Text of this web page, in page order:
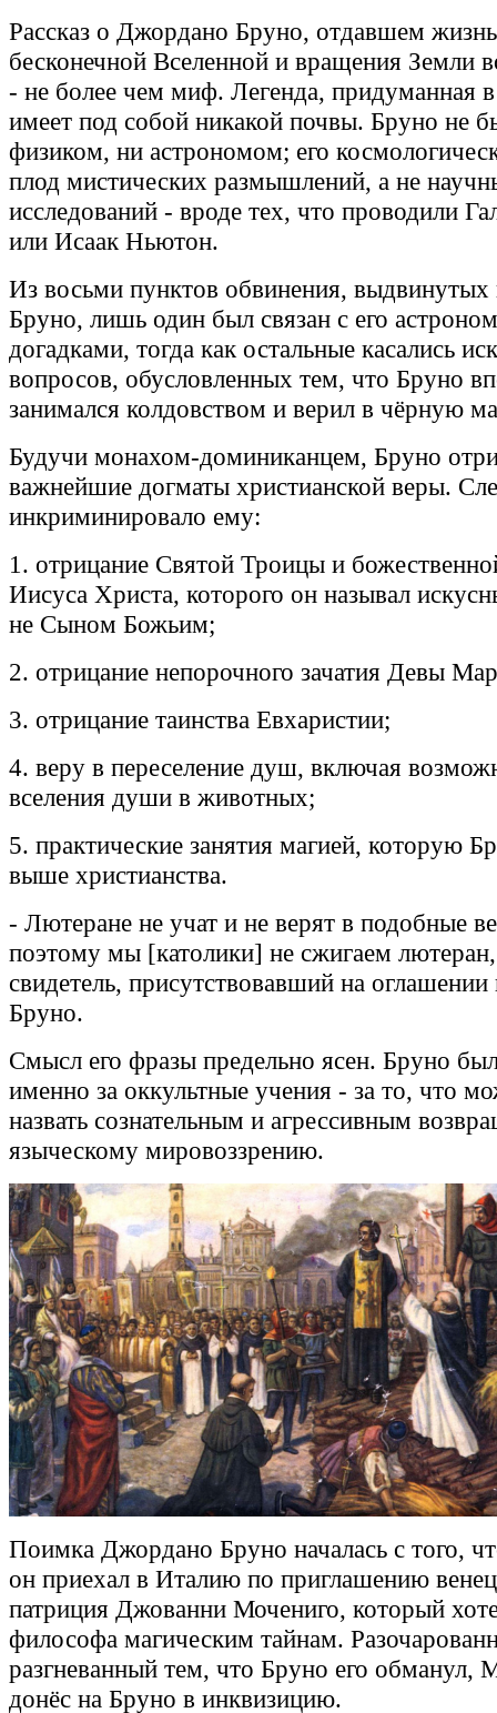
Рассказ о Джордано Бруно, отдавшем
бесконечной Вселенной и вращения Земли
- не более чем миф. Легенда, придуманная
имеет под собой никакой почвы. Бруно не
физиком, ни астрономом; его
плод мистических размышлений, а не
исследований - вроде тех, что проводили
или Исаак Ньютон.
Из восьми пунктов обвинения, выдвинутых
Бруно, лишь один был связан с его
догадками, тогда как остальные касались
вопросов, обусловленных тем, что Бруно
занимался колдовством и верил в чёрную
Будучи монахом‑доминиканцем, Бруно
важнейшие догматы христианской веры.
инкриминировало ему:
1. отрицание Святой Троицы и
Иисуса Христа, которого он называл
не Сыном Божьим;
2. отрицание непорочного зачатия Девы
3. отрицание таинства Евхаристии;
4. веру в переселение душ, включая
вселения души в животных;
5. практические занятия магией, которую
выше христианства.
- Лютеране не учат и не верят в подобные
поэтому мы [католики] не сжигаем
свидетель, присутствовавший на оглашении
Бруно.
Смысл его фразы предельно ясен. Бруно
именно за оккультные учения - за то, что
назвать сознательным и агрессивным
языческому мировоззрению.
Поимка Джордано Бруно началась с того,
он приехал в Италию по приглашению
патриция Джованни Мочениго, который
философа магическим тайнам.
разгневанный тем, что Бруно его обманул,
донёс на Бруно в инквизицию.